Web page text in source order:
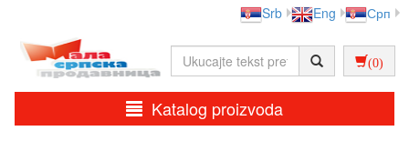
Srb Eng Срп
(0)
Katalog proizvoda